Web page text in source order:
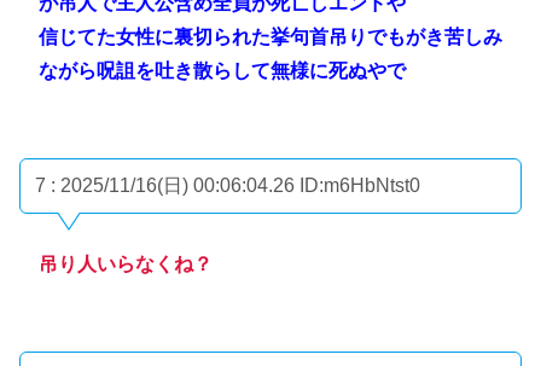
信じてた女性に裏切られた挙句首吊りでもがき苦しみ
ながら呪詛を吐き散らして無様に死ぬやで
7 : 2025/11/16(日) 00:06:04.26 ID:m6HbNtst0
吊り人いらなくね？